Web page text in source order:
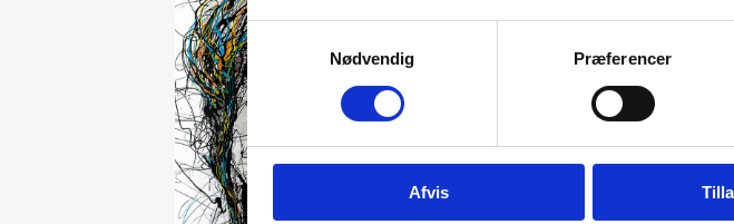
Samtykkevalg
Nødvendig
Præferencer
Afvis